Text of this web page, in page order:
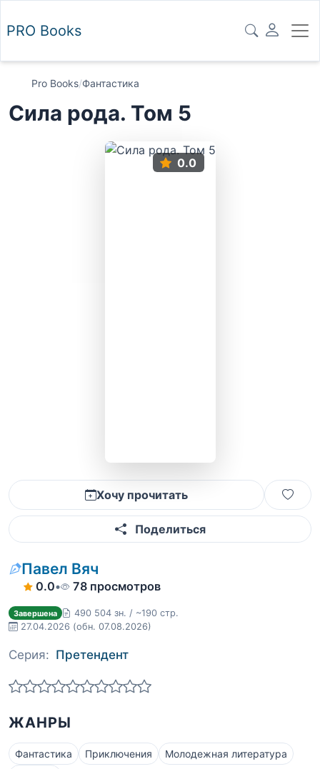
PRO Books
Pro Books/Фантастика
Сила рода. Том 5
0.0
Хочу прочитать
Поделиться
Павел Вяч
0.0• 78 просмотров
Завершена
490 504 зн. / ~190 стр.
27.04.2026 (обн. 07.08.2026)
Серия: Претендент
ЖАНРЫ
Фантастика Приключения
Молодежная литература